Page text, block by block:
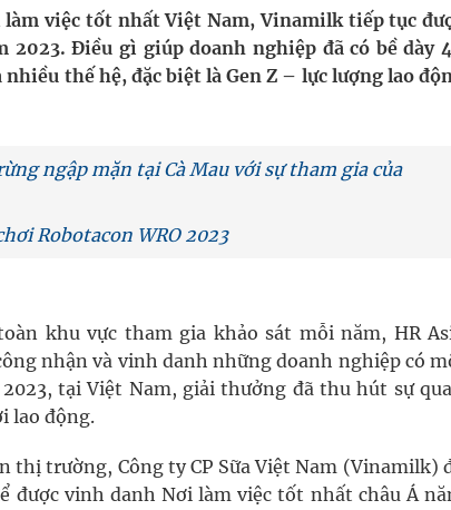
môi trường và cộng đồng
y tế nếu không đăng ký khám theo yêu
việc tốt nhất Việt Nam, Vinamilk tiếp tục
Điều gì giúp doanh nghiệp đã có bề dày
thế hệ, đặc biệt là Gen Z – lực lượng lao
ngập mặn tại Cà Mau với sự tham gia của
Robotacon WRO 2023
khu vực tham gia khảo sát mỗi năm, HR
nhận và vinh danh những doanh nghiệp có
tại Việt Nam, giải thưởng đã thu hút sự
lao động.
trường, Công ty CP Sữa Việt Nam (Vinamilk)
được vinh danh Nơi làm việc tốt nhất châu Á